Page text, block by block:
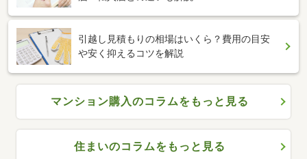
引越し見積もりの相場はいくら？費用の目安
や安く抑えるコツを解説
マンション購入のコラムをもっと見る
住まいのコラムをもっと見る